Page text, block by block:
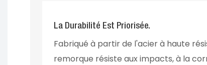
La Durabilité Est Priorisée.
Fabriqué à partir de l'acier à haute
remorque résiste aux impacts, à la